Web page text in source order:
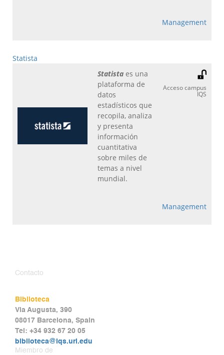
Management
Statista
Statista es una
plataforma de
datos
estadísticos que
recopila, analiza
y presenta
información
cuantitativa
sobre miles de
temas a nivel
mundial.
Acceso campus
IQS
Management
Contacto
Biblioteca
Via Augusta, 390
08017 Barcelona, Spain
Tel: +34 932 67 20 05
biblioteca@iqs.url.edu
Miembro de